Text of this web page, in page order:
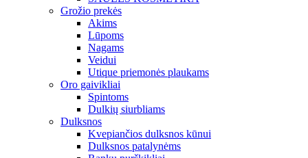
Grožio prekės
Akims
Lūpoms
Nagams
Veidui
Utique priemonės plaukams
Oro gaivikliai
Spintoms
Dulkių siurbliams
Dulksnos
Kvepiančios dulksnos kūnui
Dulksnos patalynėms